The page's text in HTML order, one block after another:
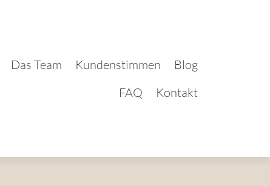
Das Team Kundenstimmen
Blog
FAQ
Kontakt